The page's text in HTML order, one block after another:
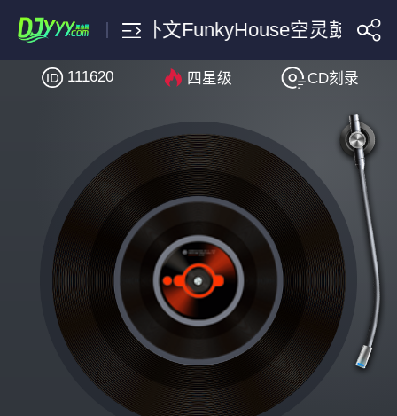
搜索
抖音网红喜欢外文FunkyHouse空灵鼓精品
111620 四星级 CD刻录